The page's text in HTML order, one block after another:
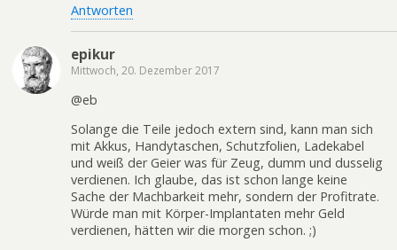
Antworten
epikur
Mittwoch, 20. Dezember 2017
@eb
Solange die Teile jedoch extern sind, kann man sich
mit Akkus, Handytaschen, Schutzfolien, Ladekabel
und weiß der Geier was für Zeug, dumm und dusselig
verdienen. Ich glaube, das ist schon lange keine
Sache der Machbarkeit mehr, sondern der Profitrate.
Würde man mit Körper-Implantaten mehr Geld
verdienen, hätten wir die morgen schon. ;)